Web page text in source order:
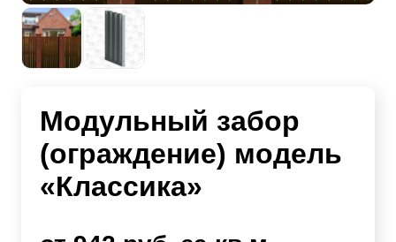
Модульный забор
(ограждение) модель
«Классика»